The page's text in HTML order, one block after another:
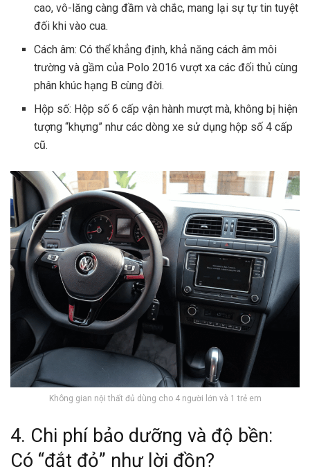
cao, vô-lăng càng đầm và chắc, mang lại sự tự tin tuyệt
đối khi vào cua.
Cách âm: Có thể khẳng định, khả năng cách âm môi
trường và gầm của Polo 2016 vượt xa các đối thủ cùng
phân khúc hạng B cùng đời.
Hộp số: Hộp số 6 cấp vận hành mượt mà, không bị hiện
tượng “khựng” như các dòng xe sử dụng hộp số 4 cấp
cũ.
Không gian nội thất đủ dùng cho 4 người lớn và 1 trẻ em
4. Chi phí bảo dưỡng và độ bền:
Có “đắt đỏ” như lời đồn?